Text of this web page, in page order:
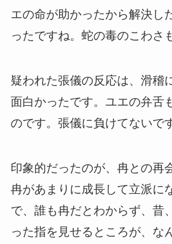
エの命が助かったから解決し
ったですね。蛇の毒のこわさ
疑われた張儀の反応は、滑稽
面白かったです。ユエの弁舌
のです。張儀に負けてないで
印象的だったのが、冉との再
冉があまりに成長して立派に
で、誰も冉だとわからず、昔
った指を見せるところが、な